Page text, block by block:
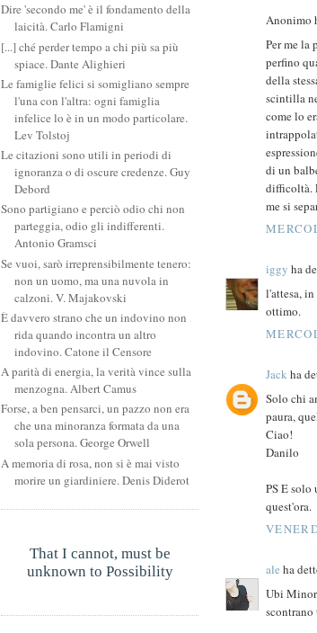
Anonimo
Per me la
perfino
della
scintilla
come lo
di un
difficoltà.
me si
iggy ha
l'attesa,
ottimo.
Jack ha
Solo chi
paura,
Ciao!
Danilo
PS E solo
quest'ora.
ale ha
Ubi Minor
Dire 'secondo me' è il fondamento della
laicità. Carlo Flamigni
[...] ché perder tempo a chi più sa più
spiace. Dante Alighieri
Le famiglie felici si somigliano sempre
l'una con l'altra: ogni famiglia
infelice lo è in un modo particolare.
Lev Tolstoj
Le citazioni sono utili in periodi di
ignoranza o di oscure credenze. Guy
Debord
Sono partigiano e perciò odio chi non
parteggia, odio gli indifferenti.
Antonio Gramsci
Se vuoi, sarò irreprensibilmente tenero:
non un uomo, ma una nuvola in
calzoni. V. Majakovski
È davvero strano che un indovino non
rida quando incontra un altro
indovino. Catone il Censore
A parità di energia, la verità vince sulla
menzogna. Albert Camus
Forse, a ben pensarci, un pazzo non era
che una minoranza formata da una
sola persona. George Orwell
A memoria di rosa, non si è mai visto
morire un giardiniere. Denis Diderot
That I cannot, must be
unknown to Possibility